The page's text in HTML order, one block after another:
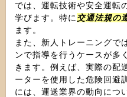
では、運転技術や安全運転
学びます。特に 交通法規の
ます。
また、新人トレーニングで
ンで指導を行うケースが多
きます。例えば、実際の配
ーターを使用した危険回避
には、運送業界の動向につ